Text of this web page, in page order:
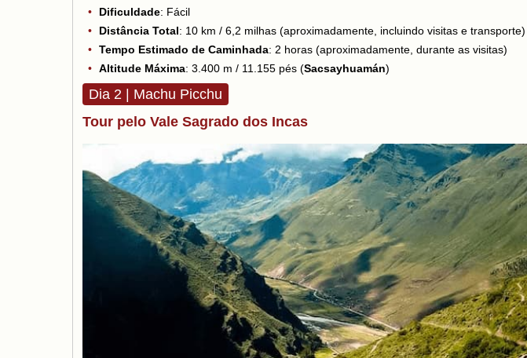
Dificuldade: Fácil
Distância Total: 10 km / 6,2 milhas (aproximadamente, incluindo visitas e transporte)
Tempo Estimado de Caminhada: 2 horas (aproximadamente, durante as visitas)
Altitude Máxima: 3.400 m / 11.155 pés (Sacsayhuamán)
Dia 2 | Machu Picchu
Tour pelo Vale Sagrado dos Incas